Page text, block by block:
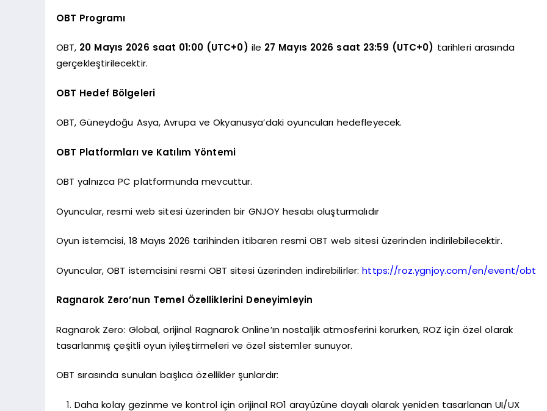
OBT Programı
OBT, 20 Mayıs 2026 saat 01:00 (UTC+0) ile 27 Mayıs 2026 saat 23:59 (UTC+0) tarihleri arasında
gerçekleştirilecektir.
OBT Hedef Bölgeleri
OBT, Güneydoğu Asya, Avrupa ve Okyanusya’daki oyuncuları hedefleyecek.
OBT Platformları ve Katılım Yöntemi
OBT yalnızca PC platformunda mevcuttur.
Oyuncular, resmi web sitesi üzerinden bir GNJOY hesabı oluşturmalıdır
Oyun istemcisi, 18 Mayıs 2026 tarihinden itibaren resmi OBT web sitesi üzerinden indirilebilecektir.
Oyuncular, OBT istemcisini resmi OBT sitesi üzerinden indirebilirler:https://roz.ygnjoy.com/en/event/obt
Ragnarok Zero’nun Temel Özelliklerini Deneyimleyin
Ragnarok Zero: Global, orijinal Ragnarok Online’ın nostaljik atmosferini korurken, ROZ için özel olarak
tasarlanmış çeşitli oyun iyileştirmeleri ve özel sistemler sunuyor.
OBT sırasında sunulan başlıca özellikler şunlardır:
Daha kolay gezinme ve kontrol için orijinal RO1 arayüzüne dayalı olarak yeniden tasarlanan UI/UX